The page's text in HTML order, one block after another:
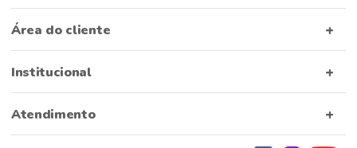
Área do cliente
Institucional
Atendimento